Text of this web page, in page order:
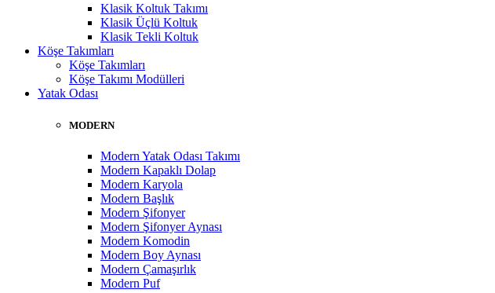
Klasik Koltuk Takımı
Klasik Üçlü Koltuk
Klasik Tekli Koltuk
Köşe Takımları
Köşe Takımları
Köşe Takımı Modülleri
Yatak Odası
MODERN
Modern Yatak Odası Takımı
Modern Kapaklı Dolap
Modern Karyola
Modern Başlık
Modern Şifonyer
Modern Şifonyer Aynası
Modern Komodin
Modern Boy Aynası
Modern Çamaşırlık
Modern Puf